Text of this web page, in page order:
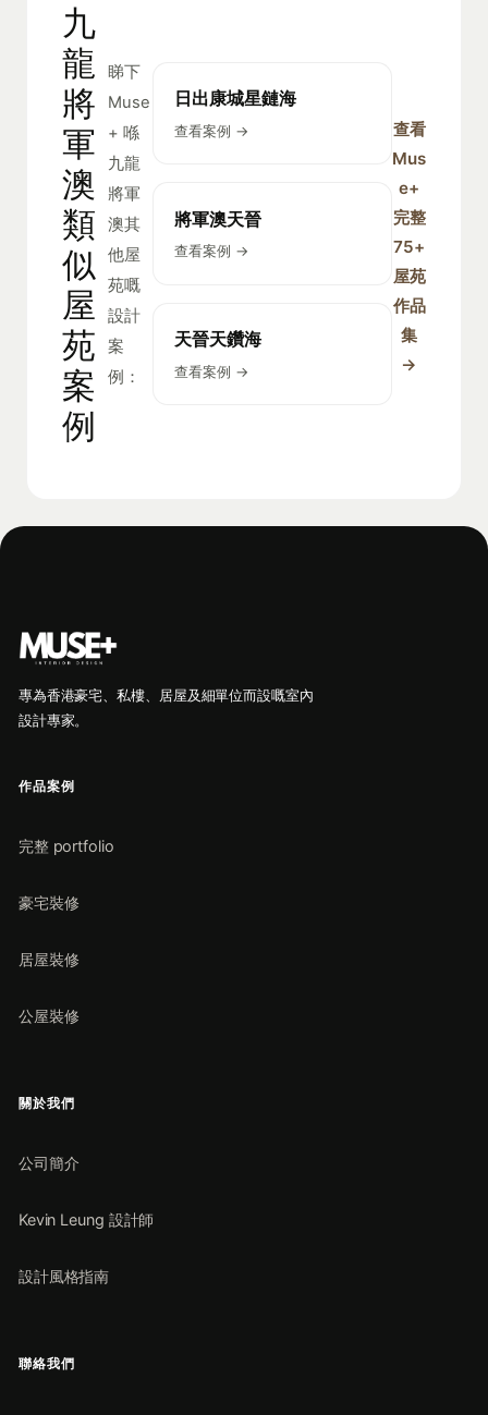
九
龍
將
軍
澳
類
似
屋
苑
案
例
睇下
Muse
+ 喺
九龍
將軍
澳其
他屋
苑嘅
設計
案
例：
日出康城星鏈海
查看案例 →
將軍澳天晉
查看案例 →
天晉天鑽海
查看案例 →
查看
Mus
e+
完整
75+
屋苑
作品
集
→
專為香港豪宅、私樓、居屋及細單位而設嘅室內
設計專家。
作品案例
完整 portfolio
豪宅裝修
居屋裝修
公屋裝修
關於我們
公司簡介
Kevin Leung 設計師
設計風格指南
聯絡我們